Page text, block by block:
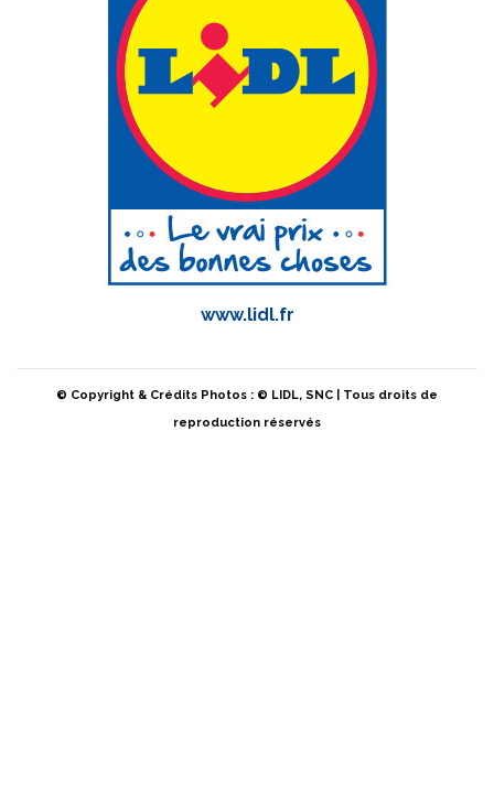
www.lidl.fr
© Copyright & Crédits Photos : © LIDL, SNC | Tous droits de
reproduction réservés